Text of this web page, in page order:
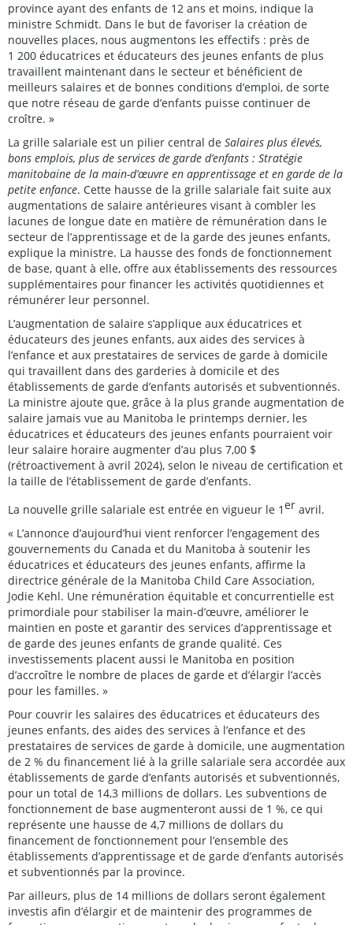
province ayant des enfants de 12 ans et moins, indique la
ministre Schmidt. Dans le but de favoriser la création de
nouvelles places, nous augmentons les effectifs : près de
1 200 éducatrices et éducateurs des jeunes enfants de plus
travaillent maintenant dans le secteur et bénéficient de
meilleurs salaires et de bonnes conditions d’emploi, de sorte
que notre réseau de garde d’enfants puisse continuer de
croître. »
La grille salariale est un pilier central de Salaires plus élevés,
bons emplois, plus de services de garde d’enfants : Stratégie
manitobaine de la main-d’œuvre en apprentissage et en garde de la
petite enfance. Cette hausse de la grille salariale fait suite aux
augmentations de salaire antérieures visant à combler les
lacunes de longue date en matière de rémunération dans le
secteur de l’apprentissage et de la garde des jeunes enfants,
explique la ministre. La hausse des fonds de fonctionnement
de base, quant à elle, offre aux établissements des ressources
supplémentaires pour financer les activités quotidiennes et
rémunérer leur personnel.
L’augmentation de salaire s’applique aux éducatrices et
éducateurs des jeunes enfants, aux aides des services à
l’enfance et aux prestataires de services de garde à domicile
qui travaillent dans des garderies à domicile et des
établissements de garde d’enfants autorisés et subventionnés.
La ministre ajoute que, grâce à la plus grande augmentation de
salaire jamais vue au Manitoba le printemps dernier, les
éducatrices et éducateurs des jeunes enfants pourraient voir
leur salaire horaire augmenter d’au plus 7,00 $
(rétroactivement à avril 2024), selon le niveau de certification et
la taille de l’établissement de garde d’enfants.
La nouvelle grille salariale est entrée en vigueur le 1er avril.
« L’annonce d’aujourd’hui vient renforcer l’engagement des
gouvernements du Canada et du Manitoba à soutenir les
éducatrices et éducateurs des jeunes enfants, affirme la
directrice générale de la Manitoba Child Care Association,
Jodie Kehl. Une rémunération équitable et concurrentielle est
primordiale pour stabiliser la main-d’œuvre, améliorer le
maintien en poste et garantir des services d’apprentissage et
de garde des jeunes enfants de grande qualité. Ces
investissements placent aussi le Manitoba en position
d’accroître le nombre de places de garde et d’élargir l’accès
pour les familles. »
Pour couvrir les salaires des éducatrices et éducateurs des
jeunes enfants, des aides des services à l’enfance et des
prestataires de services de garde à domicile, une augmentation
de 2 % du financement lié à la grille salariale sera accordée aux
établissements de garde d’enfants autorisés et subventionnés,
pour un total de 14,3 millions de dollars. Les subventions de
fonctionnement de base augmenteront aussi de 1 %, ce qui
représente une hausse de 4,7 millions de dollars du
financement de fonctionnement pour l’ensemble des
établissements d’apprentissage et de garde d’enfants autorisés
et subventionnés par la province.
Par ailleurs, plus de 14 millions de dollars seront également
investis afin d’élargir et de maintenir des programmes de